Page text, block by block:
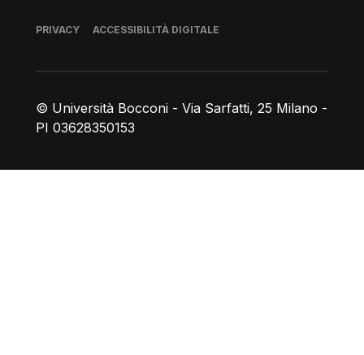
© Università Bocconi - Via Sarfatti, 25 Milano -
PI 03628350153
Piè di pagina
PRIVACY ACCESSIBILITÀ DIGITALE